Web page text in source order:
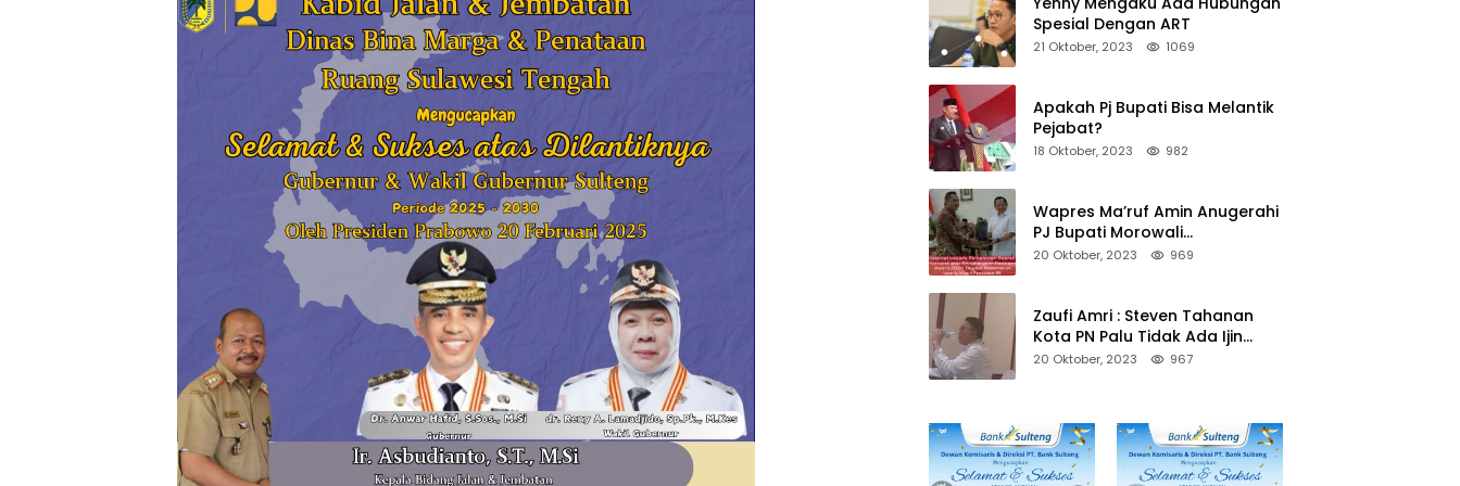
Spesial Dengan ART
21 Oktober, 2023 1069
Apakah Pj Bupati Bisa Melantik
Pejabat?
18 Oktober, 2023 982
Wapres Ma’ruf Amin Anugerahi
PJ Bupati Morowali
Penghargaan Paritrana Award
20 Oktober, 2023 969
Zaufi Amri : Steven Tahanan
Kota PN Palu Tidak Ada Ijin
Keluar Kota
20 Oktober, 2023 967